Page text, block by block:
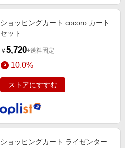
ショッピングカート cocoro カート
セット
￥ 5,720+送料固定
10.0%
ストアにすすむ
ショッピングカート ライゼンター